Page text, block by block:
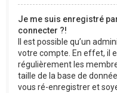
Je me suis enregistré
connecter ?!
Il est possible qu’un
votre compte. En effet, il
régulièrement les
taille de la base de
vous ré-enregistrer et